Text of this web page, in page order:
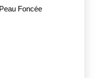
Foncée